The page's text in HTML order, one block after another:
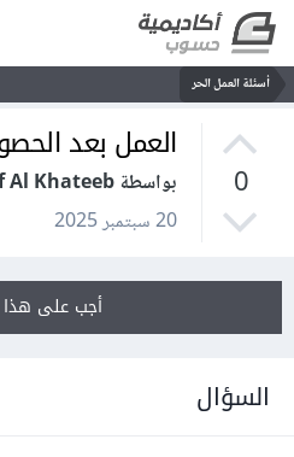
أسئلة العمل الحر
0
العمل بعد
بواسطة Yousuf Al Khateeb
20 سبتمبر 2025
أجب على هذا
السؤال